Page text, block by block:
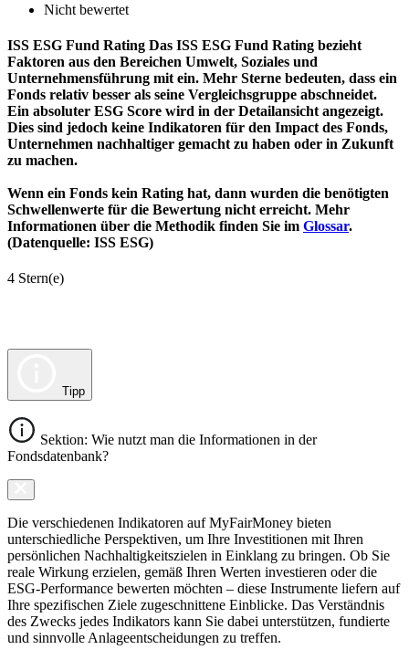
Nicht bewertet
ISS ESG Fund Rating Das ISS ESG Fund Rating bezieht
Faktoren aus den Bereichen Umwelt, Soziales und
Unternehmensführung mit ein. Mehr Sterne bedeuten, dass ein
Fonds relativ besser als seine Vergleichsgruppe abschneidet.
Ein absoluter ESG Score wird in der Detailansicht angezeigt.
Dies sind jedoch keine Indikatoren für den Impact des Fonds,
Unternehmen nachhaltiger gemacht zu haben oder in Zukunft
zu machen.
Wenn ein Fonds kein Rating hat, dann wurden die benötigten
Schwellenwerte für die Bewertung nicht erreicht. Mehr
Informationen über die Methodik finden Sie im Glossar.
(Datenquelle: ISS ESG)
4 Stern(e)
Tipp
Sektion: Wie nutzt man die Informationen in der
Fondsdatenbank?
Die verschiedenen Indikatoren auf MyFairMoney bieten
unterschiedliche Perspektiven, um Ihre Investitionen mit Ihren
persönlichen Nachhaltigkeitszielen in Einklang zu bringen. Ob Sie
reale Wirkung erzielen, gemäß Ihren Werten investieren oder die
ESG-Performance bewerten möchten – diese Instrumente liefern auf
Ihre spezifischen Ziele zugeschnittene Einblicke. Das Verständnis
des Zwecks jedes Indikators kann Sie dabei unterstützen, fundierte
und sinnvolle Anlageentscheidungen zu treffen.